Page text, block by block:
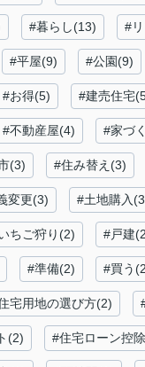
#暮らし(13) #
#平屋(9) #公園(9)
#お得(5) #建売住宅
#不動産屋(4) #家づ
(3) #住み替え(3)
変更(3) #土地購入
ちご狩り(2) #戸建
#準備(2) #買う
宅用地の選び方(2)
(2) #住宅ローン控